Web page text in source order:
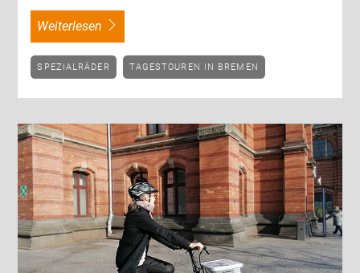
weiterlesen
SPEZIALRÄDER TAGESTOUREN IN BREMEN